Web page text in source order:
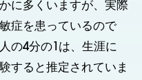
に多くいますが、実際
症を患っているので
の4分の1は、生涯に
すると推定されていま